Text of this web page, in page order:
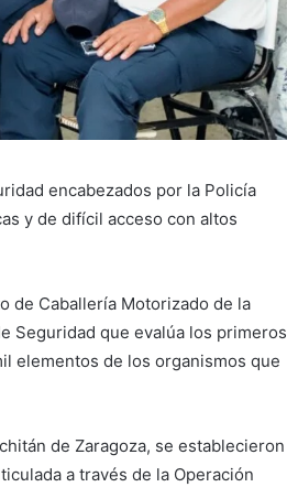
encabezados por la Policía
y de difícil acceso con altos
de Caballería Motorizado de la
Seguridad que evalúa los primeros
elementos de los organismos que
de Zaragoza, se establecieron
a través de la Operación